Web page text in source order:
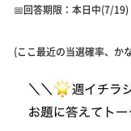
📅回答期限：本日中(7/19)
(ここ最近の当選確率、か